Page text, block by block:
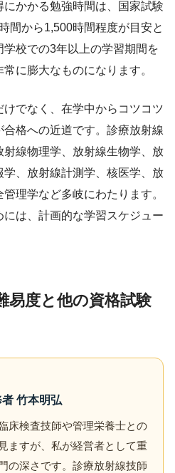
かかる勉強時間は、国家試験
間から1,500時間程度が目安と
校での3年以上の学習期間を
に膨大なものになります。
でなく、在学中からコツコツ
格への近道です。診療放射線
線物理学、放射線生物学、放
、放射線計測学、核医学、放
理学など多岐にわたります。
は、計画的な学習スケジュー
易度と他の資格試験
竹本明弘
床検査技師や管理栄養士との
ますが、私が経営者として重
の深さです。診療放射線技師